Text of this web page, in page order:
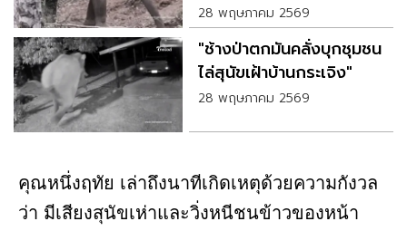
28 พฤษภาคม 2569
"ช้างป่าตกมันคลั่งบุกชุมชน
ไล่สุนัขเฝ้าบ้านกระเจิง"
28 พฤษภาคม 2569
คุณหนึ่งฤทัย เล่าถึงนาทีเกิดเหตุด้วยความกังวล
ว่า มีเสียงสุนัขเห่าและวิ่งหนีชนข้าวของหน้า